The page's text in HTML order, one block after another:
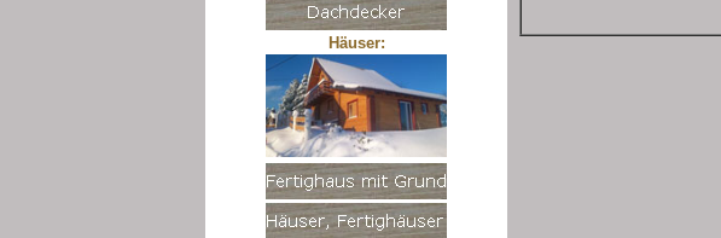
Häuser: